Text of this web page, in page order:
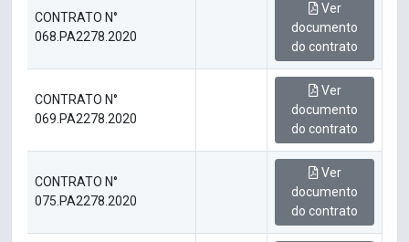
CONTRATO N°
068.PA2278.2020
Ver
documento
do contrato
CONTRATO N°
069.PA2278.2020
Ver
documento
do contrato
CONTRATO N°
075.PA2278.2020
Ver
documento
do contrato